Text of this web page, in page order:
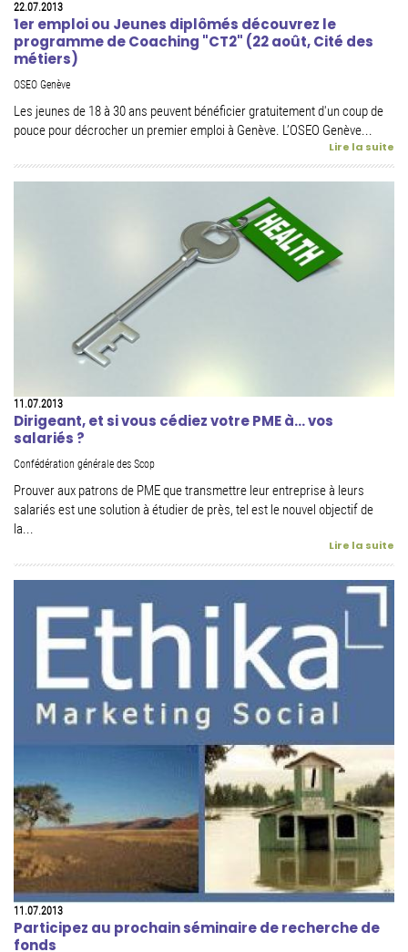
22.07.2013
1er emploi ou Jeunes diplômés découvrez le
programme de Coaching "CT2" (22 août, Cité des
métiers)
OSEO Genève
Les jeunes de 18 à 30 ans peuvent bénéficier gratuitement d'un coup de
pouce pour décrocher un premier emploi à Genève. L’OSEO Genève...
Lire la suite
11.07.2013
Dirigeant, et si vous cédiez votre PME à... vos
salariés ?
Confédération générale des Scop
Prouver aux patrons de PME que transmettre leur entreprise à leurs
salariés est une solution à étudier de près, tel est le nouvel objectif de
la...
Lire la suite
11.07.2013
Participez au prochain séminaire de recherche de
fonds